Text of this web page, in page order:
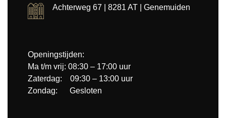
Achterweg 67 | 8281 AT | Genemuiden
Openingstijden:
Ma t/m vrij: 08:30 – 17:00 uur
Zaterdag: 09:30 – 13:00 uur
Zondag: Gesloten